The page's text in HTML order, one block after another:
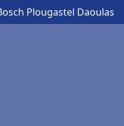
Plougastel Daoulas